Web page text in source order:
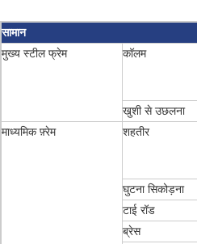
सामान
मुख्य स्टील फ्रेम
कॉलम
खुशी से उछलना
माध्यमिक फ़्रेम
शहतीर
घुटना सिकोड़ना
टाई रॉड
ब्रेस